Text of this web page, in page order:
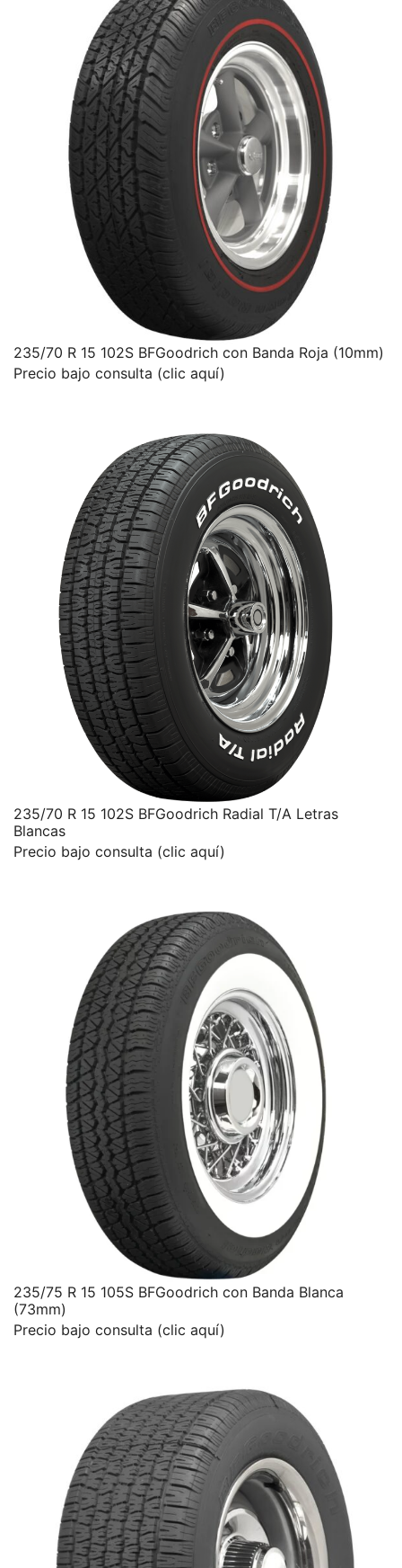
235/70 R 15 102S BFGoodrich con Banda Roja (10mm)
Precio bajo consulta (clic aquí)
235/70 R 15 102S BFGoodrich Radial T/A Letras
Blancas
Precio bajo consulta (clic aquí)
235/75 R 15 105S BFGoodrich con Banda Blanca
(73mm)
Precio bajo consulta (clic aquí)